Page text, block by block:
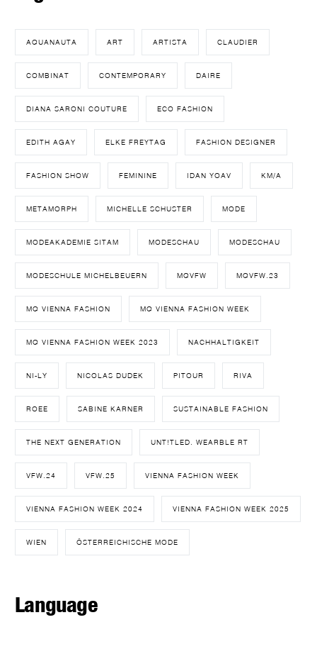
AQUANAUTA ART ARTISTA CLAUDIER
COMBINAT CONTEMPORARY DAIRE
DIANA SARONI COUTURE ECO FASHION
EDITH AGAY ELKE FREYTAG FASHION DESIGNER
FASHION SHOW FEMININE IDAN YOAV KM/A
METAMORPH MICHELLE SCHUSTER MODE
MODEAKADEMIE SITAM MODESCHAU MODESCHAU
MODESCHULE MICHELBEUERN MQVFW MQVFW.23
MQ VIENNA FASHION MQ VIENNA FASHION WEEK
MQ VIENNA FASHION WEEK 2023 NACHHALTIGKEIT
NI-LY NICOLAS DUDEK PITOUR RIVA
ROEE SABINE KARNER SUSTAINABLE FASHION
THE NEXT GENERATION UNT!TLED. WEARBLE RT
VFW.24 VFW.25 VIENNA FASHION WEEK
VIENNA FASHION WEEK 2024 VIENNA FASHION WEEK 2025
WIEN ÖSTERREICHISCHE MODE
Language